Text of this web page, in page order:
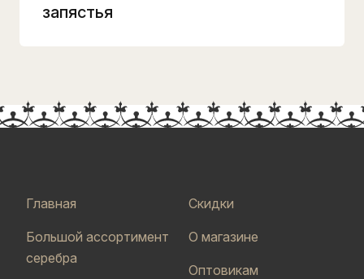
запястья
Главная
Большой ассортимент
серебра
Скидки
О магазине
Оптовикам